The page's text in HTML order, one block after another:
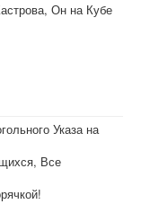
Он на Кубе
Указа на
Все